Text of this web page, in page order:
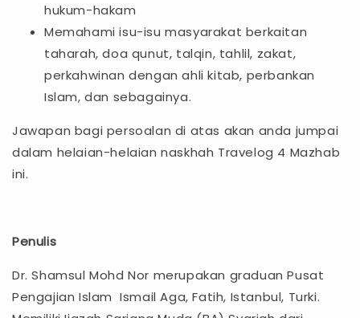
hukum-hakam
Memahami isu-isu masyarakat berkaitan
taharah, doa qunut, talqin, tahlil, zakat,
perkahwinan dengan ahli kitab, perbankan
Islam, dan sebagainya.
Jawapan bagi persoalan di atas akan anda jumpai
dalam helaian-helaian naskhah Travelog 4 Mazhab
ini.
Penulis
Dr. Shamsul Mohd Nor merupakan graduan Pusat
Pengajian Islam Ismail Aga, Fatih, Istanbul, Turki.